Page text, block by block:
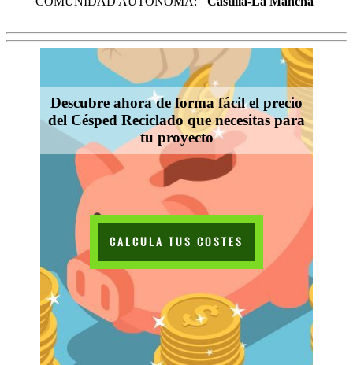
Descubre ahora de forma fácil el precio
del Césped Reciclado que necesitas para
tu proyecto
CALCULA TUS COSTES